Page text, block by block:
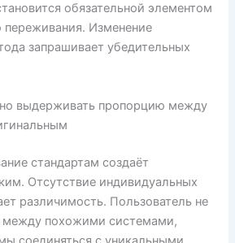
обязательной элементом
переживания. Изменение
запрашивает убедительных
выдерживать пропорцию между
стандартам создаёт
Отсутствие индивидуальных
различимость. Пользователь не
между похожими системами,